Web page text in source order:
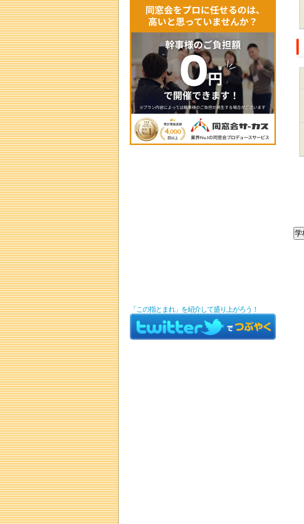
「この指とまれ」を紹介して盛り上がろう！